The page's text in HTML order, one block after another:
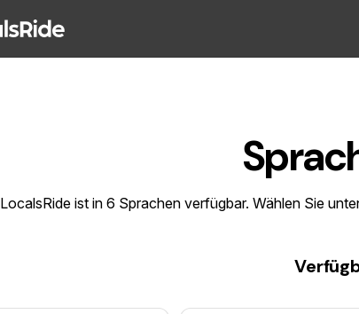
LocalsRide ist in 6 Sprachen verfügbar. Wählen Sie